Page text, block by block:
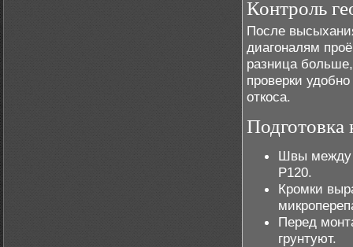
Контроль
После
диагоналям
разница
проверки
откоса.
Подготовка
Швы между
Р120.
Кромки
Перед
грунтуют.